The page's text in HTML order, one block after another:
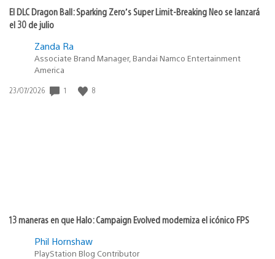
El DLC Dragon Ball: Sparking Zero’s Super Limit-Breaking Neo se lanzará
el 30 de julio
Zanda Ra
Associate Brand Manager, Bandai Namco Entertainment
America
Fecha
23/07/2026 1 8
13 maneras en que Halo: Campaign Evolved moderniza el icónico FPS
Phil Hornshaw
PlayStation Blog Contributor